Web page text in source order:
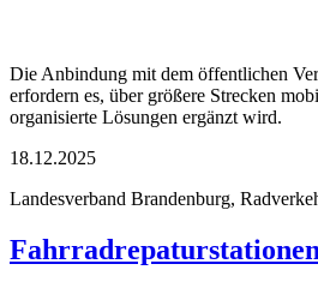
Die Anbindung mit dem öffentlichen
erfordern es, über größere Strecken
organisierte Lösungen ergänzt wird.
18.12.2025
Landesverband Brandenburg,